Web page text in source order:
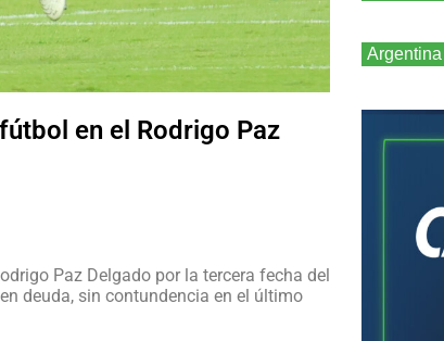
en el Rodrigo Paz
Paz Delgado por la tercera fecha del
deuda, sin contundencia en el último
Argentina